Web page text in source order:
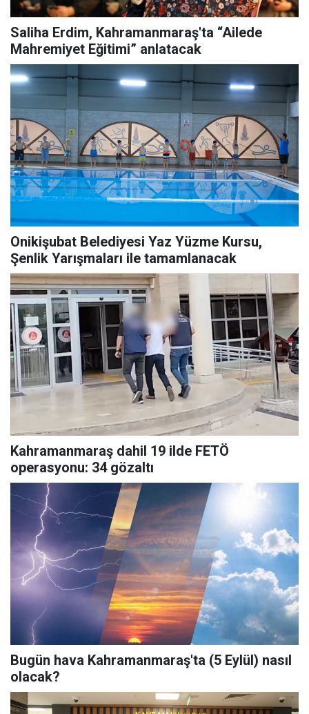
Saliha Erdim, Kahramanmaraş'ta “Ailede
Mahremiyet Eğitimi” anlatacak
Onikişubat Belediyesi Yaz Yüzme Kursu,
Şenlik Yarışmaları ile tamamlanacak
Kahramanmaraş dahil 19 ilde FETÖ
operasyonu: 34 gözaltı
Bugün hava Kahramanmaraş'ta (5 Eylül) nasıl
olacak?